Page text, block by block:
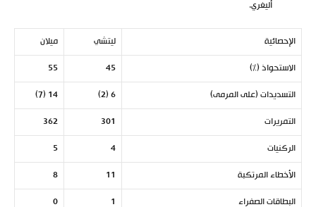
أليغري.
الإحصائية ليتشي
ميلان
الاستحواذ (%)
45
55
التسديدات (على المرمى)
6 (2)
14 (7)
التمريرات
301
362
الركنيات
4
5
الأخطاء المرتكبة
11
8
البطاقات الصفراء
1
0